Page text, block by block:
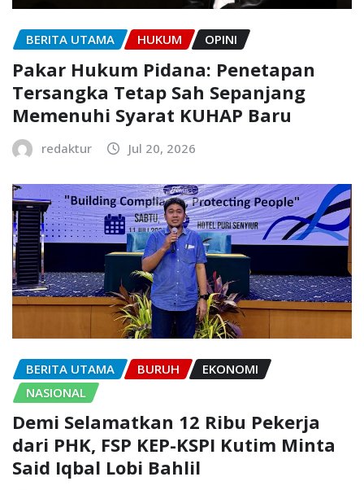
BERITA UTAMA HUKUM OPINI
Pakar Hukum Pidana: Penetapan
Tersangka Tetap Sah Sepanjang
Memenuhi Syarat KUHAP Baru
redaktur Jul 20, 2026
BERITA UTAMA BURUH
EKONOMI
NASIONAL
Demi Selamatkan 12 Ribu Pekerja
dari PHK, FSP KEP-KSPI Kutim Minta
Said Iqbal Lobi Bahlil